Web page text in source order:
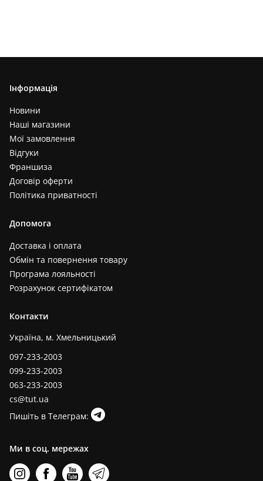
Інформація
Новини
Наші магазини
Мої замовлення
Відгуки
Франшиза
Договір оферти
Політика приватності
Допомога
Доставка і оплата
Обмін та повернення товару
Програма лояльності
Розрахунок сертифікатом
Контакти
Україна, м. Хмельницький
097-233-2003
099-233-2003
063-233-2003
cs@tut.ua
Пишіть в Телеграм:
Ми в соц. мережах